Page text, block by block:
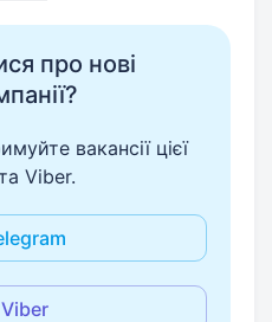
про нові
вакансії цієї
Viber.
Viber